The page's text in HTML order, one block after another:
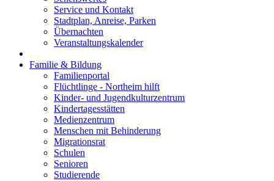
Service und Kontakt
Stadtplan, Anreise, Parken
Übernachten
Veranstaltungskalender
Familie & Bildung
Familienportal
Flüchtlinge - Northeim hilft
Kinder- und Jugendkulturzentrum
Kindertagesstätten
Medienzentrum
Menschen mit Behinderung
Migrationsrat
Schulen
Senioren
Studierende